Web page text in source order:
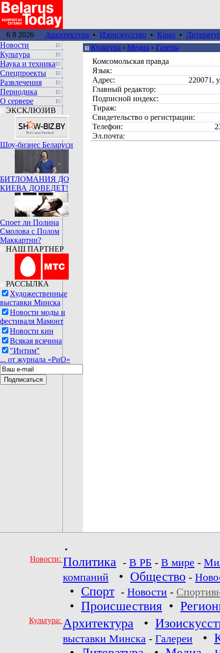
6 8 2026 Архитектура • Изоискусство • Кино •
Новости
Культура
Наука и техника
Спецпроекты
Развлечения
Периодика
О сервере
ЭКСКЛЮЗИВ
Шоу-бизнес Беларуси
БИТЛОМАНИЯ ДО
КИЕВА ДОВЕДЕТ!
Споет ли Полина
Смолова с Полом
Маккартни?
НАШ ПАРТНЕР
РАССЫЛКА
Художественные
выставки Минска
Новости моды и
фестиваля Мамонт
Новости кин
Всякая всячина
"Интим"
... от журнала «РиО»
Культура › Медиа › Газеты
Комсомольская правда
Язык:
Адрес:
220071,
Главный редактор:
Подписной индекс:
Тираж:
Свидетельство о регистрации:
Телефон:
Эл.почта:
•
Новости: Политика - В РБ - В мире -
компаний
• Общество -
• Спорт - Новости -
• Происшествия •
Культура: Архитектура •
выставки Минска - Галереи •